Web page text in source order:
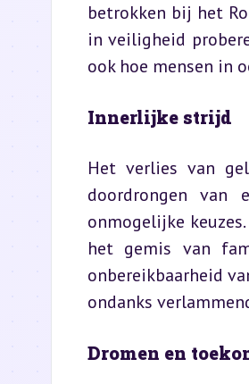
betrokken bij het
in veiligheid
ook hoe mensen in
Innerlijke strijd
Het verlies van
doordrongen van
onmogelijke
het gemis van
onbereikbaarheid
ondanks
Dromen en